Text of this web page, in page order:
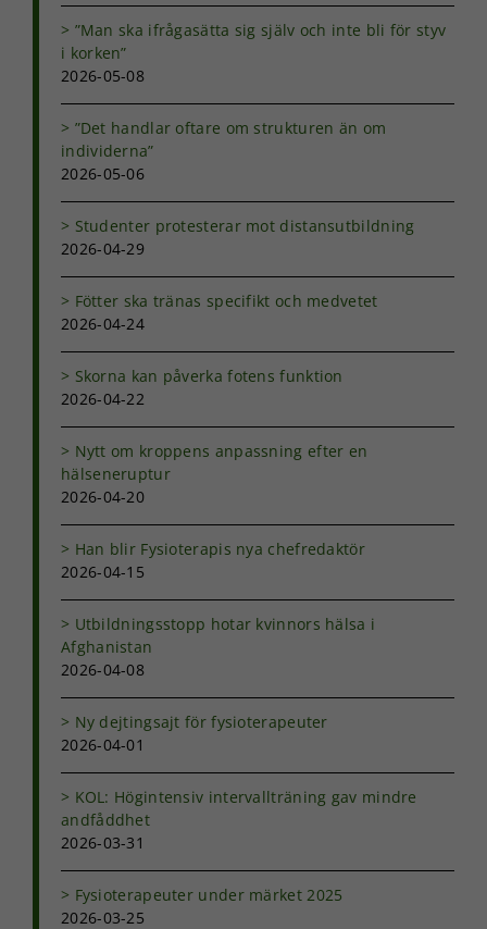
”Man ska ifrågasätta sig själv och inte bli för styv
i korken”
2026-05-08
”Det handlar oftare om strukturen än om
individerna”
2026-05-06
Studenter protesterar mot distansutbildning
2026-04-29
Fötter ska tränas specifikt och medvetet
2026-04-24
Skorna kan påverka fotens funktion
2026-04-22
Nytt om kroppens anpassning efter en
hälseneruptur
2026-04-20
Han blir Fysioterapis nya chefredaktör
2026-04-15
Utbildningsstopp hotar kvinnors hälsa i
Afghanistan
2026-04-08
Ny dejtingsajt för fysioterapeuter
2026-04-01
KOL: Högintensiv intervallträning gav mindre
andfåddhet
2026-03-31
Fysioterapeuter under märket 2025
2026-03-25
uppbyggnad,
baserat på
prestera så
ditt besök.
Om du nekar
kakorna
kommer viss
hemsidan.
Marknadsföring
Genom att dela
beteende när du
surfar ökar du
anpassat innehåll
och erbjudanden.